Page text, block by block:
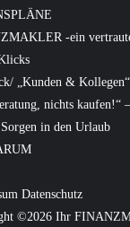
-ein
„Kunden & Kollegen“
nichts kaufen!“
in den Urlaub
Datenschutz
©2026 Ihr